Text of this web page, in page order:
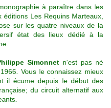
à paraître dans les
Les Requins Marteaux,
sur les quatre niveaux de la
état des lieux dédié à la
Simonnet n'est pas né
Vous le connaissez mieux
il écume depuis le début des
du circuit alternatif aux